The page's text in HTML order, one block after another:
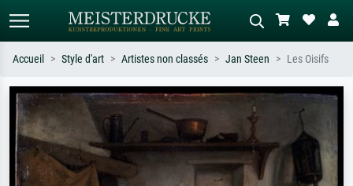
Recherche standard Recherche d'images IA
Recherchez par artiste, titre ou style –
ex. Monet, Nuit étoilée,
impressionnisme, vague de Hokusai,
nu.
Décrivez la scène – ex. prairie verte,
abstrait avec beaucoup de rouge,
tableau sombre, nu debout près d'un
arbre.
Accueil Style d'art Artistes non classés Jan Steen Les Oisifs